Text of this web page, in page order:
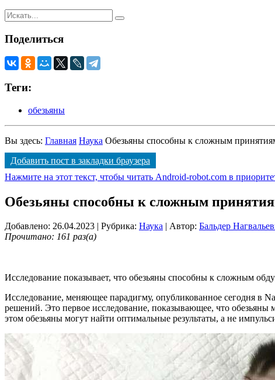
Поделиться
Теги:
обезьяны
Вы здесь: Главная Наука Обезьяны способны к сложным
Добавить пост в закладки браузера
Нажмите на этот текст, чтобы читать Android-robot.com в
Обезьяны способны к сложным
Добавлено: 26.04.2023 | Рубрика: Наука | Автор: Бальдер
Прочитано: 161 раз(а)
Исследование показывает, что обезьяны способны к сложным
Исследование, меняющее парадигму, опубликованное сегодня в
решений. Это первое исследование, показывающее, что обезьяны
этом обезьяны могут найти оптимальные результаты, а не